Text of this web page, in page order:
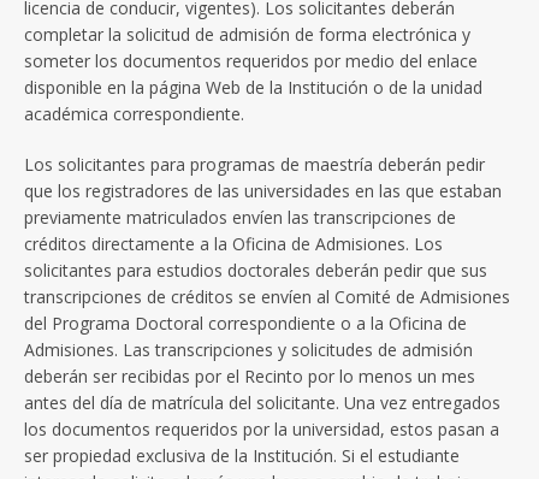
licencia de conducir, vigentes). Los solicitantes deberán
completar la solicitud de admisión de forma electrónica y
someter los documentos requeridos por medio del enlace
disponible en la página Web de la Institución o de la unidad
académica correspondiente.
Los solicitantes para programas de maestría deberán pedir
que los registradores de las universidades en las que estaban
previamente matriculados envíen las transcripciones de
créditos directamente a la Oficina de Admisiones. Los
solicitantes para estudios doctorales deberán pedir que sus
transcripciones de créditos se envíen al Comité de Admisiones
del Programa Doctoral correspondiente o a la Oficina de
Admisiones. Las transcripciones y solicitudes de admisión
deberán ser recibidas por el Recinto por lo menos un mes
antes del día de matrícula del solicitante. Una vez entregados
los documentos requeridos por la universidad, estos pasan a
ser propiedad exclusiva de la Institución. Si el estudiante